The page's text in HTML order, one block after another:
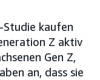
Studie kaufen
Z aktiv
Gen Z,
an, dass sie